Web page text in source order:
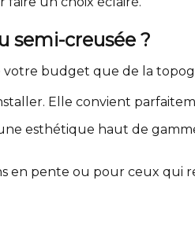
semi-creusée ?
votre budget que de la
Elle convient
esthétique haut de
en pente ou pour ceux qui